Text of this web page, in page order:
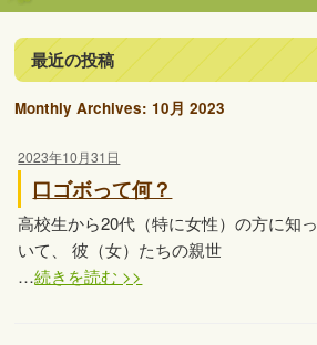
最近の投稿
Monthly Archives: 10月 2023
2023年10月31日
口ゴボって何？
高校生から20代（特に女性）の方に知
いて、 彼（女）たちの親世
…続きを読む >>